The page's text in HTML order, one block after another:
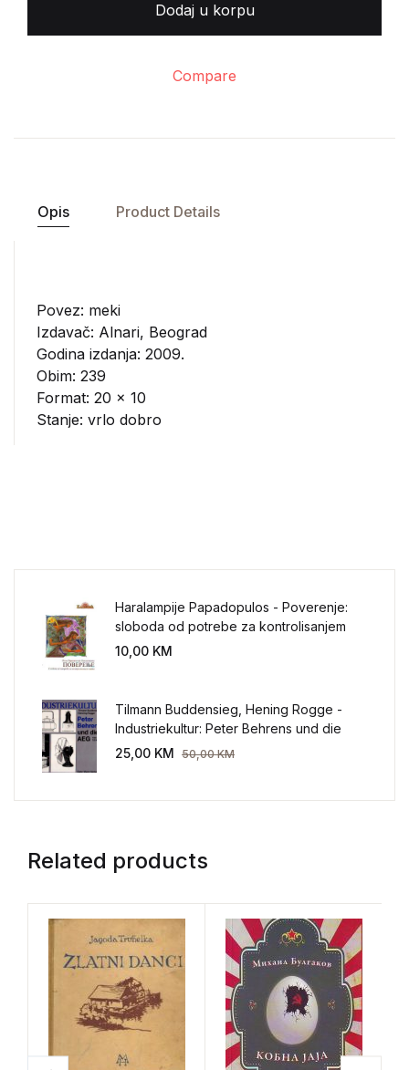
Dodaj u korpu
Compare
Opis Product Details
Povez: meki
Izdavač: Alnari, Beograd
Godina izdanja: 2009.
Obim: 239
Format: 20 x 10
Stanje: vrlo dobro
Haralampije Papadopulos - Poverenje:
sloboda od potrebe za kontrolisanjem
sveta
10,00 KM
Tilmann Buddensieg, Hening Rogge -
Industriekultur: Peter Behrens und die
AEG 1907-1914.
25,00 KM 50,00KM
Related products